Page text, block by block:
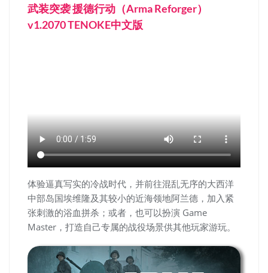
武装突袭 援德行动（Arma Reforger）
v1.2070 TENOKE中文版
体验逼真写实的冷战时代，并前往混乱无序的大西洋
中部岛国埃维隆及其较小的近海领地阿兰德，加入紧
张刺激的浴血拼杀；或者，也可以扮演 Game
Master，打造自己专属的战役场景供其他玩家游玩。